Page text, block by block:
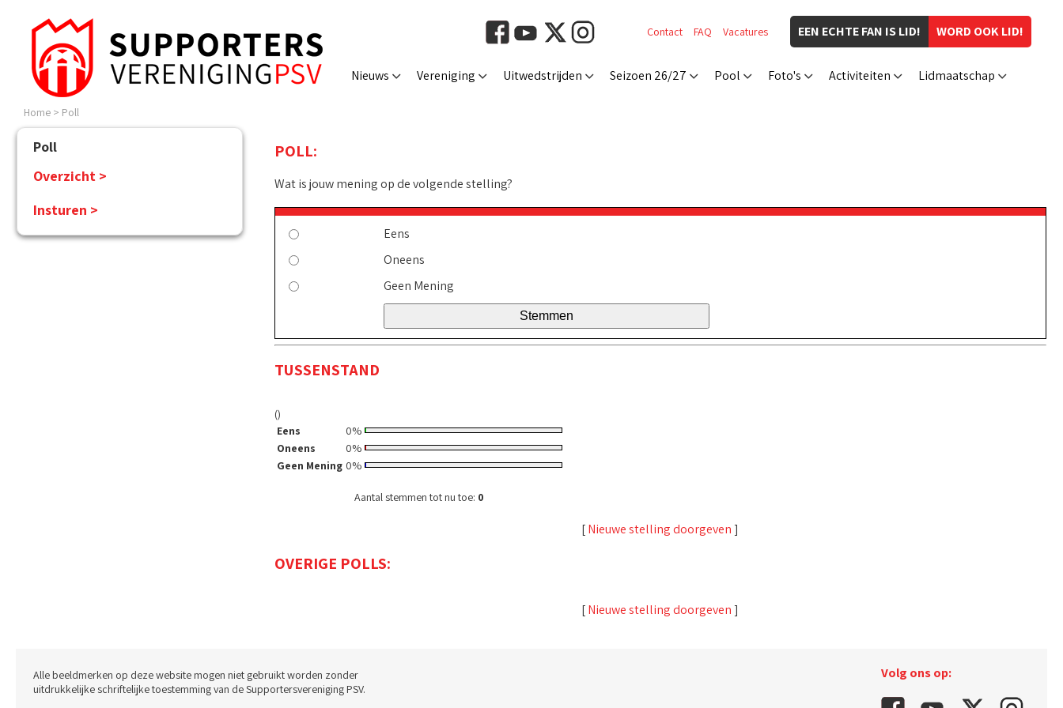
WORD OOK LID!
EEN ECHTE FAN IS LID!
Contact FAQ Vacatures
Nieuws Vereniging Uitwedstrijden Seizoen 26/27 Pool Foto's Activiteiten Lidmaatschap
Home > Poll
Poll
Overzicht >
Insturen >
POLL:
Wat is jouw mening op de volgende stelling?
Eens
Oneens
Geen Mening
TUSSENSTAND
()
Eens
0%
Oneens
0%
Geen Mening 0%
Aantal stemmen tot nu toe: 0
[Nieuwe stelling doorgeven ]
OVERIGE POLLS:
[Nieuwe stelling doorgeven ]
Volg ons op:
Alle beeldmerken op deze website mogen niet gebruikt worden zonder
uitdrukkelijke schriftelijke toestemming van de Supportersvereniging PSV.